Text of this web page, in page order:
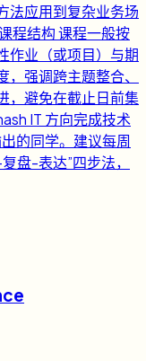
法应用到复杂业务场
程结构 课程一般按
作业（或项目）与期
强调跨主题整合、
，避免在截止日前集
IT 方向完成技术
的同学。建议每周
盘-表达”四步法，